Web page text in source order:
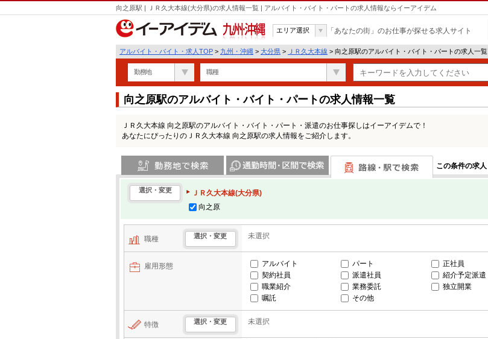
向之原駅 | ＪＲ久大本線(大分県)の求人情報一覧 | アルバイト・バイト・パートの求人情報ならイーアイデム
九州・沖縄
エリア選択 「あなたの街」のお仕事が探せる求人サイト
アルバイト・バイト・求人TOP > 九州・沖縄 > 大分県 > ＪＲ久大本線 > 向之原駅のアルバイト・バイト・パートの求人一覧
勤務地 職種
向之原駅のアルバイト・バイト・パートの求人情報一覧
ＪＲ久大本線 向之原駅のアルバイト・バイト・パート・派遣のお仕事探しはイーアイデムで！
あなたにぴったりのＪＲ久大本線 向之原駅の求人情報をご紹介します。
この条件の求人
選択・変更
ＪＲ久大本線(大分県)
向之原
職種 選択・変更 未選択
雇用形態 アルバイト パート
正社員
契約社員
派遣社員
紹介予定派遣
職業紹介
業務委託
独立開業
嘱託
その他
特徴 選択・変更 未選択